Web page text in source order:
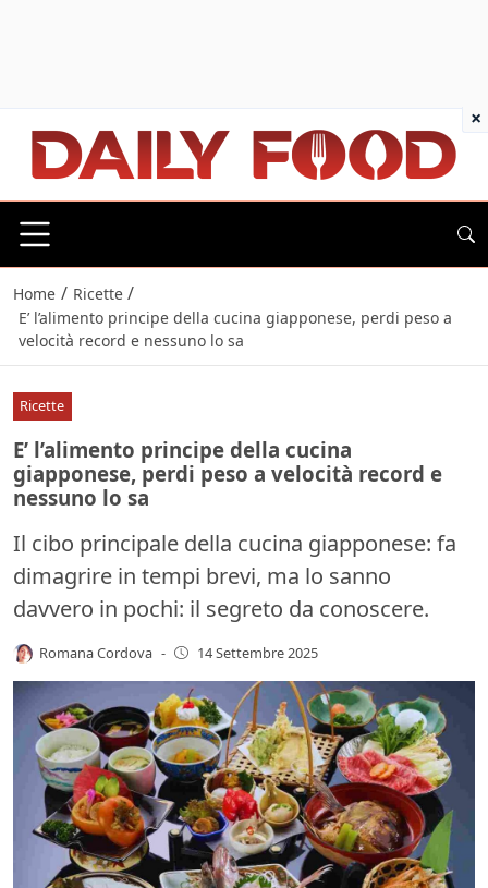
Home / Ricette /
E’ l’alimento principe della cucina giapponese, perdi peso a
velocità record e nessuno lo sa
Ricette
E’ l’alimento principe della cucina
giapponese, perdi peso a velocità record e
nessuno lo sa
Il cibo principale della cucina giapponese: fa
dimagrire in tempi brevi, ma lo sanno
davvero in pochi: il segreto da conoscere.
Romana Cordova - 14 Settembre 2025
×